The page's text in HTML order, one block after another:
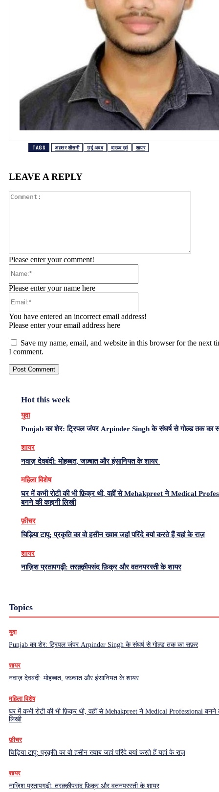
TAGS अख़्तर शीरानी उर्दू अदब दाऊद ख़ां शायर
LEAVE A REPLY
Please enter your comment!
Please enter your name here
You have entered an incorrect email address!
Please enter your email address here
Save my name, email, and website in this browser for the next
I comment.
Hot this week
युवा
Punjab का शेर: ट्रिपल जंपर Arpinder Singh के संघर्ष से गोल्ड तक का
शायर
नवाज़ देवबंदी: मोहब्बत, जज़्बात और इंसानियत के शायर
महिला विशेष
घर में कभी रोटी की भी फ़िक्र थी, वहीं से Mehakpreet ने Medical
बनने की कहानी लिखी
फ़ीचर
चिड़िया टापू: प्रकृति का वो हसीन ख्वाब जहां परिंदे बयां करते हैं यहां के राज़
शायर
नाज़िश प्रतापगढ़ी: तरक़्क़ीपसंद फ़िक्र और वतनपरस्ती के शायर
Topics
युवा
Punjab का शेर: ट्रिपल जंपर Arpinder Singh के संघर्ष से गोल्ड तक का सफ़र
शायर
नवाज़ देवबंदी: मोहब्बत, जज़्बात और इंसानियत के शायर
महिला विशेष
घर में कभी रोटी की भी फ़िक्र थी, वहीं से Mehakpreet ने Medical Professional बनने
लिखी
फ़ीचर
चिड़िया टापू: प्रकृति का वो हसीन ख्वाब जहां परिंदे बयां करते हैं यहां के राज़
शायर
नाज़िश प्रतापगढ़ी: तरक़्क़ीपसंद फ़िक्र और वतनपरस्ती के शायर